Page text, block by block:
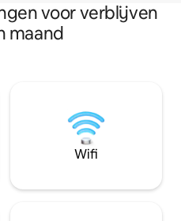
voor verblijven
maand
Wifi